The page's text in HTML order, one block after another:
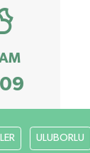
ULUBORLU